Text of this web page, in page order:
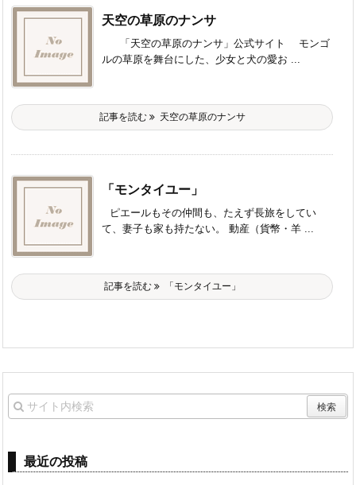
天空の草原のナンサ
「天空の草原のナンサ」公式サイト モンゴ
ルの草原を舞台にした、少女と犬の愛お ...
記事を読む 天空の草原のナンサ
「モンタイユー」
ピエールもその仲間も、たえず長旅をしてい
て、妻子も家も持たない。 動産（貨幣・羊 ...
記事を読む 「モンタイユー」
最近の投稿